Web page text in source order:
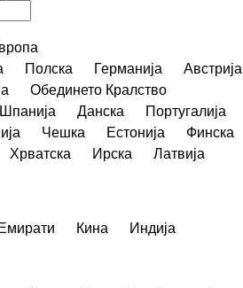
Полска Германија
Австрија
Обединето Кралство
Шпанија Данска
Португалија
Чешка Естонија
Финска
Хрватска Ирска
Латвија
Кина
Индија